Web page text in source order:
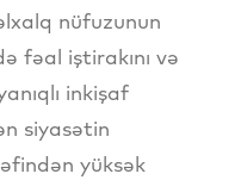
nüfuzunun
fəal iştirakını və
inkişaf
siyasətin
yüksək